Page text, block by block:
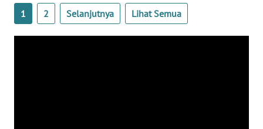
1 2 Selanjutnya Lihat Semua
WN
PAPUA